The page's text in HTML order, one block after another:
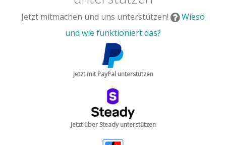
Jetzt mitmachen und uns unterstützen!
Wieso
und wie funktioniert das?
Jetzt mit PayPal unterstützen
Jetzt über Steady unterstützen